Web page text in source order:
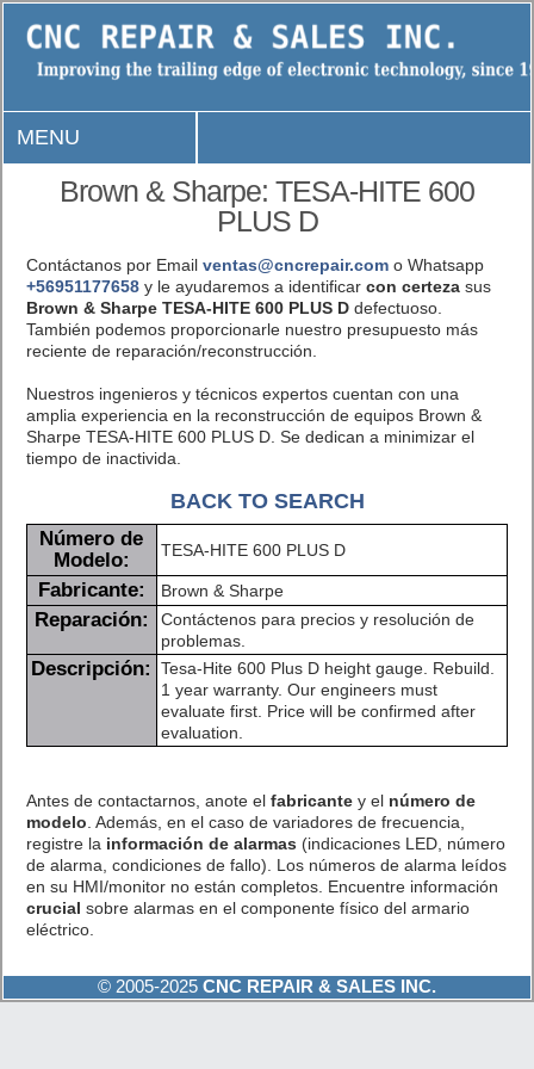
MENU
Brown & Sharpe: TESA-HITE 600
PLUS D
Contáctanos por Email ventas@cncrepair.como Whatsapp
+56951177658y le ayudaremos a identificar con certezasus
Brown & Sharpe TESA-HITE 600 PLUS Ddefectuoso.
También podemos proporcionarle nuestro presupuesto más
reciente de reparación/reconstrucción.
Nuestros ingenieros y técnicos expertos cuentan con una
amplia experiencia en la reconstrucción de equipos Brown &
Sharpe TESA-HITE 600 PLUS D. Se dedican a minimizar el
tiempo de inactivida.
BACK TO SEARCH
Número de
Modelo:
TESA-HITE 600 PLUS D
Fabricante: Brown & Sharpe
Reparación:
Contáctenos para precios y resolución de
problemas.
Descripción:
Tesa-Hite 600 Plus D height gauge. Rebuild.
1 year warranty. Our engineers must
evaluate first. Price will be confirmed after
evaluation.
Antes de contactarnos, anote el fabricantey el número de
modelo . Además, en el caso de variadores de frecuencia,
registre la información de alarmas (indicaciones LED, número
de alarma, condiciones de fallo). Los números de alarma leídos
en su HMI/monitor no están completos. Encuentre información
crucial sobre alarmas en el componente físico del armario
eléctrico.
© 2005-2025 CNC REPAIR & SALES INC.